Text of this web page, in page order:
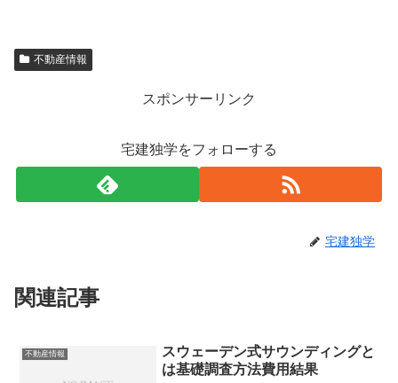
不動産情報
スポンサーリンク
宅建独学をフォローする
宅建独学
関連記事
不動産情報
スウェーデン式サウンディングと
は基礎調査方法費用結果